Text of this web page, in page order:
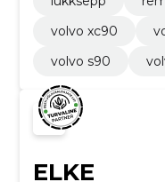
volvo xc90
volvo s90
ELKE